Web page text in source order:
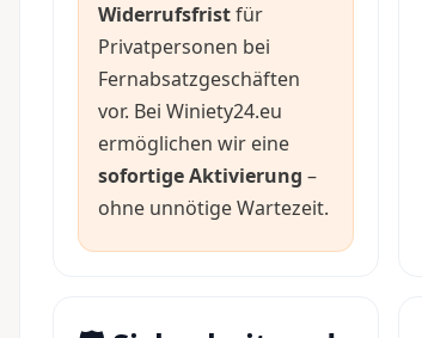
Widerrufsfristfür
Privatpersonen bei
Fernabsatzgeschäften
vor. Bei Winiety24.eu
ermöglichen wir eine
sofortige Aktivierung –
ohne unnötige Wartezeit.